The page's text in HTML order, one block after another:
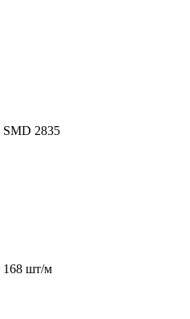
SMD 2835
168 шт/м